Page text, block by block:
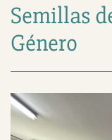
Semillas
Género